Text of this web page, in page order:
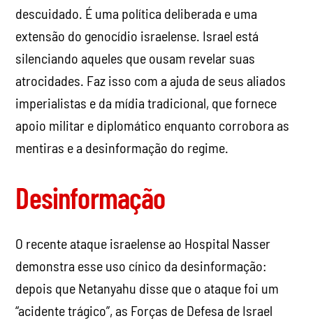
descuidado. É uma política deliberada e uma
extensão do genocídio israelense. Israel está
silenciando aqueles que ousam revelar suas
atrocidades. Faz isso com a ajuda de seus aliados
imperialistas e da mídia tradicional, que fornece
apoio militar e diplomático enquanto corrobora as
mentiras e a desinformação do regime.
Desinformação
O recente ataque israelense ao Hospital Nasser
demonstra esse uso cínico da desinformação:
depois que Netanyahu disse que o ataque foi um
“acidente trágico”, as Forças de Defesa de Israel